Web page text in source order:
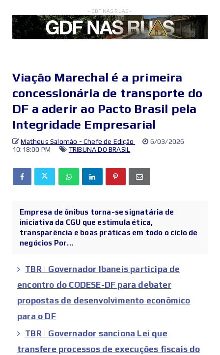
- GDF NAS RUAS -
Viação Marechal é a primeira
concessionária de transporte do
DF a aderir ao Pacto Brasil pela
Integridade Empresarial
Matheus Salomão - Chefe de Edição
6/03/2026
10:18:00 PM
TRIBUNA DO BRASIL
Empresa de ônibus torna-se signatária de
iniciativa da CGU que estimula ética,
transparência e boas práticas em todo o ciclo de
negócios Por...
TBR | Governador Ibaneis participa de
encontro do CODESE-DF para debater
propostas de desenvolvimento econômico
para o DF
TBR | Governador sanciona Lei que
transfere processos de execuções fiscais do